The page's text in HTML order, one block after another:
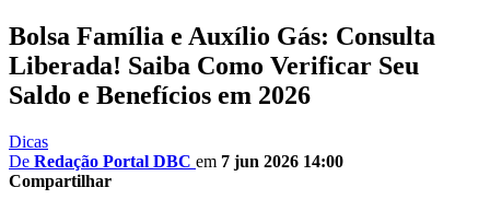
Bolsa Família e Auxílio Gás: Consulta
Liberada! Saiba Como Verificar Seu
Saldo e Benefícios em 2026
Dicas
De Redação Portal DBC em 7 jun 2026 14:00
Compartilhar